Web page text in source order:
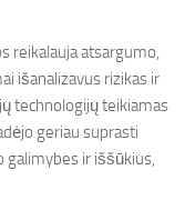
reikalauja atsargumo,
išanalizavus rizikas ir
technologijų teikiamas
geriau suprasti
galimybes ir iššūkius,